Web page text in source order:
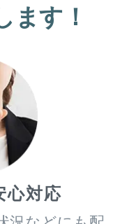
ます！
心対応